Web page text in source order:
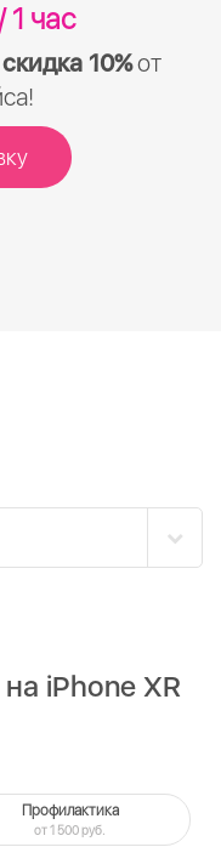
1 час
скидка 10%от
iPhone XR
Профилактика
от 1 500 руб.